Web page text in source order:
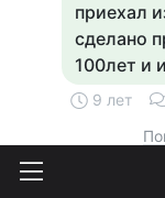
приехал
сделано
100лет и
9 лет
Ме